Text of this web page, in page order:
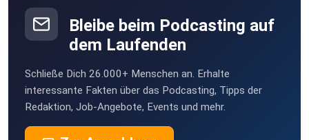
Bleibe beim Podcasting auf
dem Laufenden
Schließe Dich 26.000+ Menschen an. Erhalte
interessante Fakten über das Podcasting, Tipps der
Redaktion, Job-Angebote, Events und mehr.